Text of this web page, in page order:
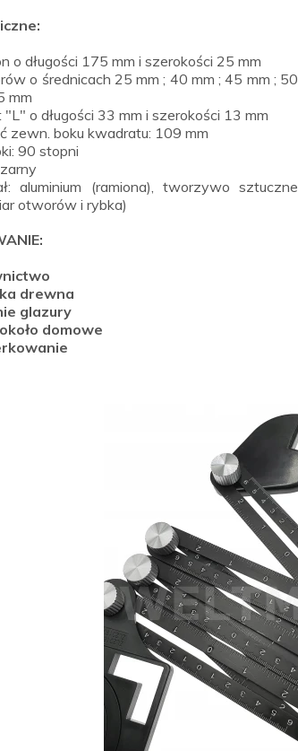
o długości 175 mm i szerokości 25 mm
o średnicach 25 mm ; 40 mm ; 45 mm ; 50
mm
"L" o długości 33 mm i szerokości 13 mm
zewn. boku kwadratu: 109 mm
90 stopni
aluminium (ramiona), tworzywo sztuczne
otworów i rybka)
drewna
glazury
domowe